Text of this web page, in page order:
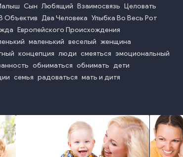
Сын Любящий Взаимосвязь Целовать
Объектив Два Человека Улыбка Во Весь Рот
Европейского Происхождения
маленький веселый женщина
концепция люди смеяться эмоциональный
обниматься обнимать дети
семья радоваться мать и дитя